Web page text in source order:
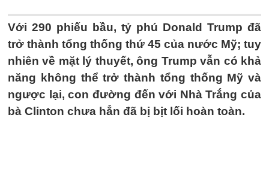
Với 290 phiếu bầu, tỷ phú Donald Trump đã
trở thành tổng thống thứ 45 của nước Mỹ; tuy
nhiên về mặt lý thuyết, ông Trump vẫn có khả
năng không thể trở thành tổng thống Mỹ và
ngược lại, con đường đến với Nhà Trắng của
bà Clinton chưa hẳn đã bị bịt lối hoàn toàn.